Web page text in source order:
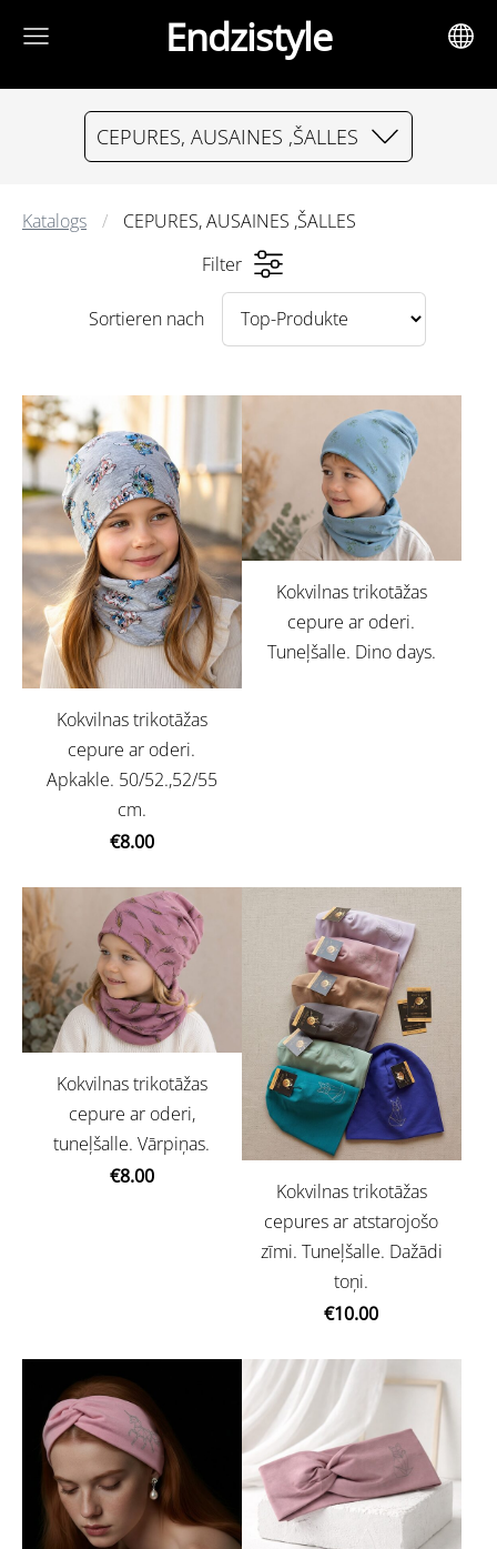
Endzistyle
CEPURES, AUSAINES ,ŠALLES
Katalogs
CEPURES, AUSAINES ,ŠALLES
Filter
Sortieren nach
Kokvilnas trikotāžas
cepure ar oderi.
Apkakle. 50/52.,52/55
cm.
€8.00
Kokvilnas trikotāžas
cepure ar oderi.
Tuneļšalle. Dino days.
Kokvilnas trikotāžas
cepure ar oderi,
tuneļšalle. Vārpiņas.
€8.00
Kokvilnas trikotāžas
cepures ar atstarojošo
zīmi. Tuneļšalle. Dažādi
toņi.
€10.00